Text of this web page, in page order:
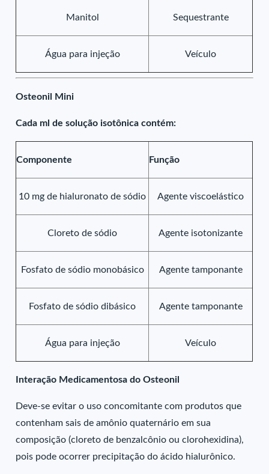
Manitol Sequestrante
Água para injeção Veículo
Osteonil Mini
Cada ml de solução isotônica contém:
Componente Função
10 mg de hialuronato de sódio Agente viscoelástico
Cloreto de sódio Agente isotonizante
Fosfato de sódio monobásico Agente tamponante
Fosfato de sódio dibásico Agente tamponante
Água para injeção Veículo
Interação Medicamentosa do Osteonil
Deve-se evitar o uso concomitante com produtos que
contenham sais de amônio quaternário em sua
composição (cloreto de benzalcônio ou clorohexidina),
pois pode ocorrer precipitação do ácido hialurônico.